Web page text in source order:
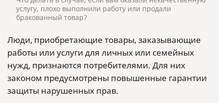
услугу, плохо выполнили работу или продали
бракованный товар?
Люди, приобретающие товары, заказывающие
работы или услуги для личных или семейных
нужд, признаются потребителями. Для них
законом предусмотрены повышенные гарантии
защиты нарушенных прав.